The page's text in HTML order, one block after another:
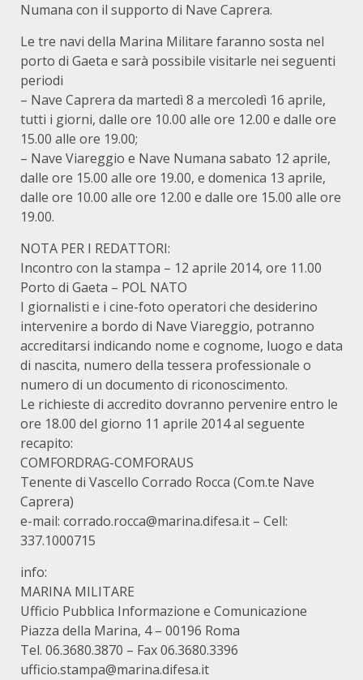
Numana con il supporto di Nave Caprera.
Le tre navi della Marina Militare faranno sosta nel
porto di Gaeta e sarà possibile visitarle nei seguenti
periodi
– Nave Caprera da martedì 8 a mercoledì 16 aprile,
tutti i giorni, dalle ore 10.00 alle ore 12.00 e dalle ore
15.00 alle ore 19.00;
– Nave Viareggio e Nave Numana sabato 12 aprile,
dalle ore 15.00 alle ore 19.00, e domenica 13 aprile,
dalle ore 10.00 alle ore 12.00 e dalle ore 15.00 alle ore
19.00.
NOTA PER I REDATTORI:
Incontro con la stampa – 12 aprile 2014, ore 11.00
Porto di Gaeta – POL NATO
I giornalisti e i cine-foto operatori che desiderino
intervenire a bordo di Nave Viareggio, potranno
accreditarsi indicando nome e cognome, luogo e data
di nascita, numero della tessera professionale o
numero di un documento di riconoscimento.
Le richieste di accredito dovranno pervenire entro le
ore 18.00 del giorno 11 aprile 2014 al seguente
recapito:
COMFORDRAG-COMFORAUS
Tenente di Vascello Corrado Rocca (Com.te Nave
Caprera)
e-mail: corrado.rocca@marina.difesa.it – Cell:
337.1000715
info:
MARINA MILITARE
Ufficio Pubblica Informazione e Comunicazione
Piazza della Marina, 4 – 00196 Roma
Tel. 06.3680.3870 – Fax 06.3680.3396
ufficio.stampa@marina.difesa.it